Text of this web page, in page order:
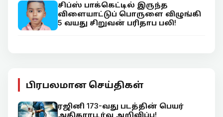
சிப்ஸ் பாக்கெட்டில் இருந்த
விளையாட்டுப் பொருளை விழுங்கி
5 வயது சிறுவன் பரிதாப பலி!
பிரபலமான செய்திகள்
ரஜினி 173-வது படத்தின் பெயர்
அதிகாரபூர்வ அறிவிப்பு!